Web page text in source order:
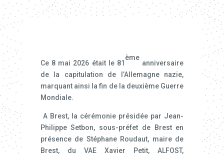
Ce 8 mai 2026 était le 81
ème
anniversaire
de la capitulation de l’Allemagne nazie,
marquant ainsi la fin de la deuxième Guerre
Mondiale.
A Brest, la cérémonie présidée par Jean-
Philippe Setbon, sous-préfet de Brest en
présence de Stéphane Roudaut, maire de
Brest, du VAE Xavier Petit, ALFOST,